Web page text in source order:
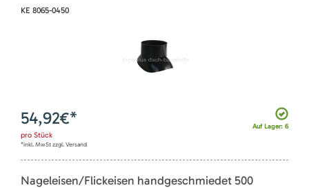
KE 8065-0450
Auf Lager: 6
54,92€*
pro Stück
*inkl. MwSt zzgl. Versand
Nageleisen/Flickeisen handgeschmiedet 500